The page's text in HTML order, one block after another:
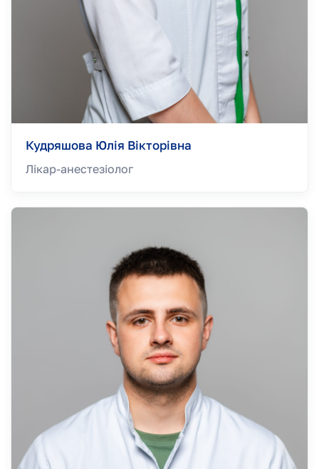
Кудряшова Юлія Вікторівна
Лікар-анестезiолог